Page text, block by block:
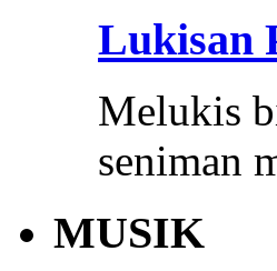
Lukisan
Melukis
seniman
MUSIK